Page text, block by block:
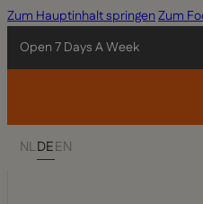
Zum Hauptinhalt springenZum
Open 7 Days A Week
NLDEEN